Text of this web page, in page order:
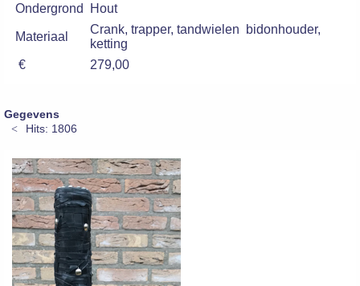
Ondergrond
Hout
Materiaal
Crank, trapper, tandwielen bidonhouder,
ketting
€
279,00
Gegevens
Hits: 1806